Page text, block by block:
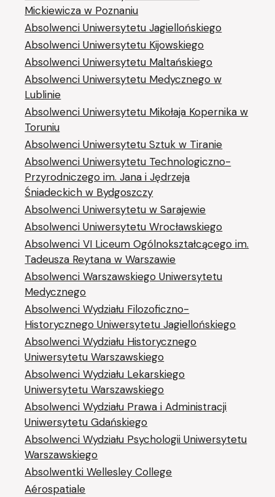
Mickiewicza w Poznaniu
Absolwenci Uniwersytetu Jagiellońskiego
Absolwenci Uniwersytetu Kijowskiego
Absolwenci Uniwersytetu Maltańskiego
Absolwenci Uniwersytetu Medycznego w
Lublinie
Absolwenci Uniwersytetu Mikołaja Kopernika w
Toruniu
Absolwenci Uniwersytetu Sztuk w Tiranie
Absolwenci Uniwersytetu Technologiczno-
Przyrodniczego im. Jana i Jędrzeja
Śniadeckich w Bydgoszczy
Absolwenci Uniwersytetu w Sarajewie
Absolwenci Uniwersytetu Wrocławskiego
Absolwenci VI Liceum Ogólnokształcącego im.
Tadeusza Reytana w Warszawie
Absolwenci Warszawskiego Uniwersytetu
Medycznego
Absolwenci Wydziału Filozoficzno-
Historycznego Uniwersytetu Jagiellońskiego
Absolwenci Wydziału Historycznego
Uniwersytetu Warszawskiego
Absolwenci Wydziału Lekarskiego
Uniwersytetu Warszawskiego
Absolwenci Wydziału Prawa i Administracji
Uniwersytetu Gdańskiego
Absolwenci Wydziału Psychologii Uniwersytetu
Warszawskiego
Absolwentki Wellesley College
Aérospatiale